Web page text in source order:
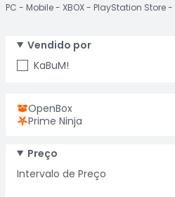
PC Mobile XBOX PlayStation Store
Vendido por
KaBuM!
OpenBox
Prime Ninja
Preço
Intervalo de Preço